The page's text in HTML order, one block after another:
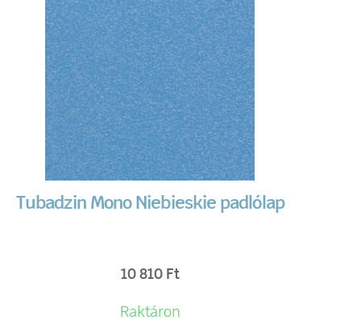
Tubadzin Mono Niebieskie padlólap
10 810 Ft
Raktáron